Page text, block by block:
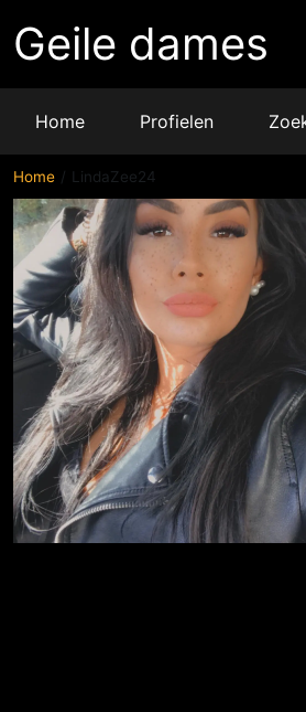
Geile dames
Home Profielen
Home LindaZee24